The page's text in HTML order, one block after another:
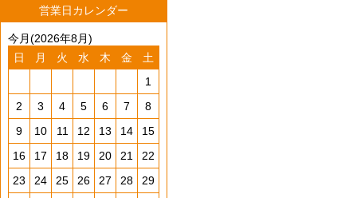
営業日カレンダー
今月(2026年8月)
日
月 火 水 木 金
土
1
2
3 4 5 6 7
8
9
10 11 12 13 14
15
16
17 18 19 20 21
22
23
24 25 26 27 28
29